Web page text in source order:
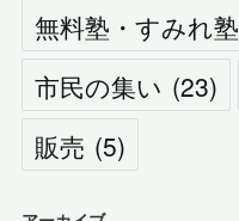
無料塾・すみれ塾
市民の集い (23)
販売 (5)